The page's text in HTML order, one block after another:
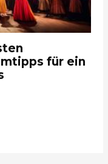
für ein